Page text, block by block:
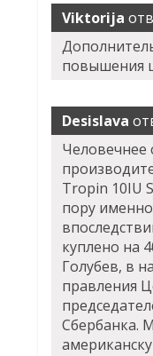
Viktorija
повышения
Desislava
Человечнее
Tropin 10IU
пору
куплено на
Голубев, в
правления
Сбербанка.